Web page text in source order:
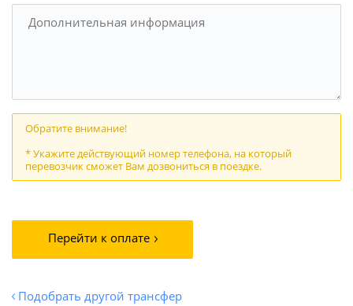
Обратите внимание!
* Укажите действующий номер телефона, на который
перевозчик сможет Вам дозвониться в поездке.
Перейти к оплате
Подобрать другой трансфер